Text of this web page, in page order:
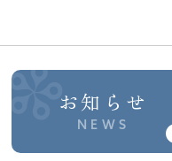
お知らせ
NEWS